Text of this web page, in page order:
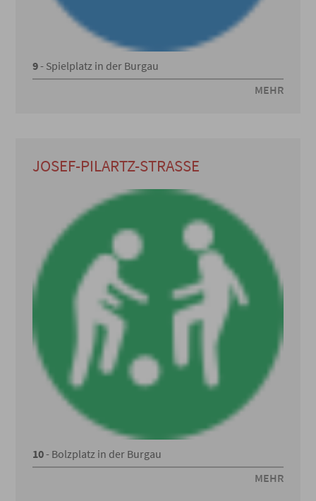
9- Spielplatz in der Burgau
MEHR
JOSEF-PILARTZ-STRASSE
10- Bolzplatz in der Burgau
MEHR